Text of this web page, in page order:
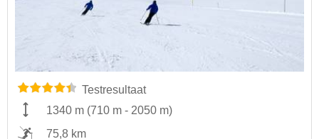
Testresultaat
1340 m (710 m - 2050 m)
75,8 km